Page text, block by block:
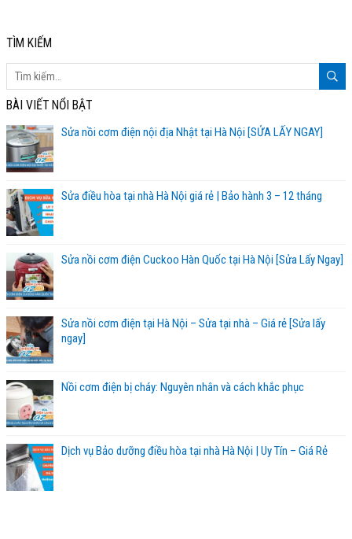
TÌM KIẾM
BÀI VIẾT NỔI BẬT
Sửa nồi cơm điện nội địa Nhật tại Hà Nội [SỬA LẤY NGAY]
Sửa điều hòa tại nhà Hà Nội giá rẻ | Bảo hành 3 – 12 tháng
Sửa nồi cơm điện Cuckoo Hàn Quốc tại Hà Nội [Sửa Lấy Ngay]
Sửa nồi cơm điện tại Hà Nội – Sửa tại nhà – Giá rẻ [Sửa lấy
ngay]
Nồi cơm điện bị cháy: Nguyên nhân và cách khắc phục
Dịch vụ Bảo dưỡng điều hòa tại nhà Hà Nội | Uy Tín – Giá Rẻ